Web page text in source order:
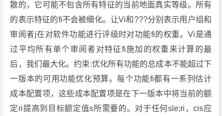
散的，它可能不包含所有特征的当前地面真实等级。所有
的表示特征的fi不会被细化。让Vi和???分别表示用户组和
审阅者j在对软件功能进行评级时对功能fi的权重。Vi是通
过平均所有单个审阅者对特征fi施加的权重来计算的最
后，我们最大化。约束:优化所有功能的总成本不能超过下
一版本的可用功能优化预算。每个功能fi都有一系列估计
成本配置项，这些成本配置项是在下一版本中将当前的额
定ri提高到目标额定值s所需要的。对于任何sle;ri，cis应